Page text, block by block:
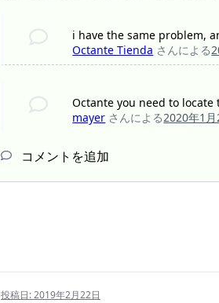
i have the same problem,
Octante Tienda さんによる
Octante you need to
mayer さんによる2020年1月
コメントを追加
投稿日:2019年2月22日